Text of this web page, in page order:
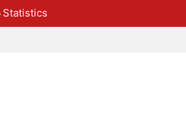
Statistics